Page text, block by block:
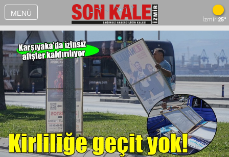
MENÜ
İzmir 25°